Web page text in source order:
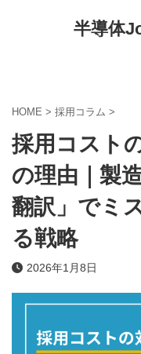
半導体
HOME > 採用コラム >
採用コスト
の理由｜製
翻訳」でミ
る戦略
2026年1月8日